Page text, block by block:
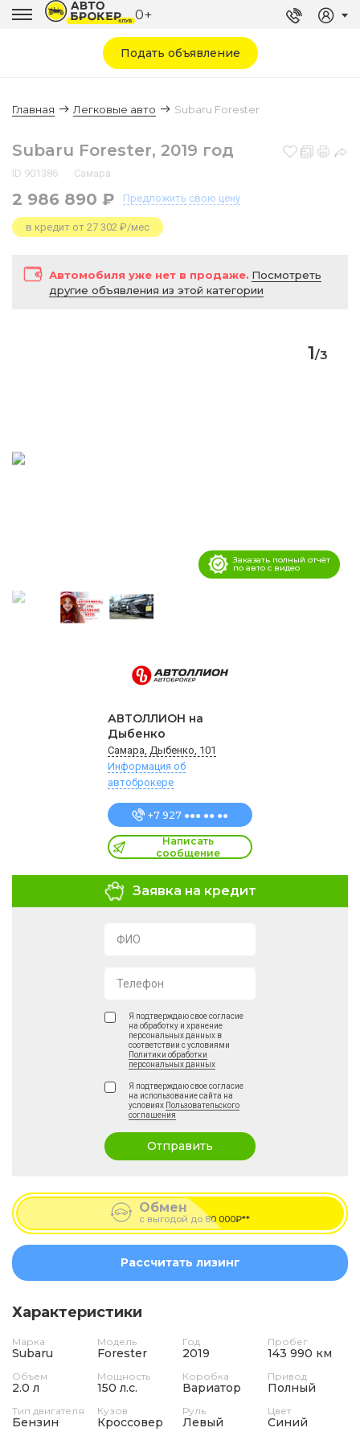
0+
Подать объявление
Главная Легковые авто Subaru Forester
Subaru Forester, 2019 год
ID 901386 Самара
2 986 890 ₽ Предложить свою цену
в кредит от 27 302 ₽/мес
Автомобиля уже нет в продаже. Посмотреть
другие объявления из этой категории
Заказать полный отчёт
по авто с видео
1/3
АВТОЛЛИОН на
Дыбенко
Самара, Дыбенко, 101
Информация об
автоброкере
+7 927 ●●● ●● ●●
Написать
сообщение
Заявка на кредит
ФИО
Телефон
Я подтверждаю свое согласие
на обработку и хранение
персональных данных в
соответствии с условиями
Политики обработки
персональных данных
Я подтверждаю свое согласие
на использование сайта на
условиях Пользовательского
соглашения
Отправить
Обмен
с выгодой до 80 000₽**
Рассчитать лизинг
Характеристики
Марка
Subaru
Модель
Forester
Год
2019
Пробег
143 990 км
Объем
2.0 л
Мощность
150 л.с.
Коробка
Вариатор
Привод
Полный
Тип двигателя
Бензин
Кузов
Кроссовер
Руль
Левый
Цвет
Синий